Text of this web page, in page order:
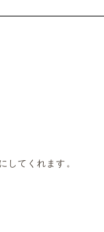
してくれます。